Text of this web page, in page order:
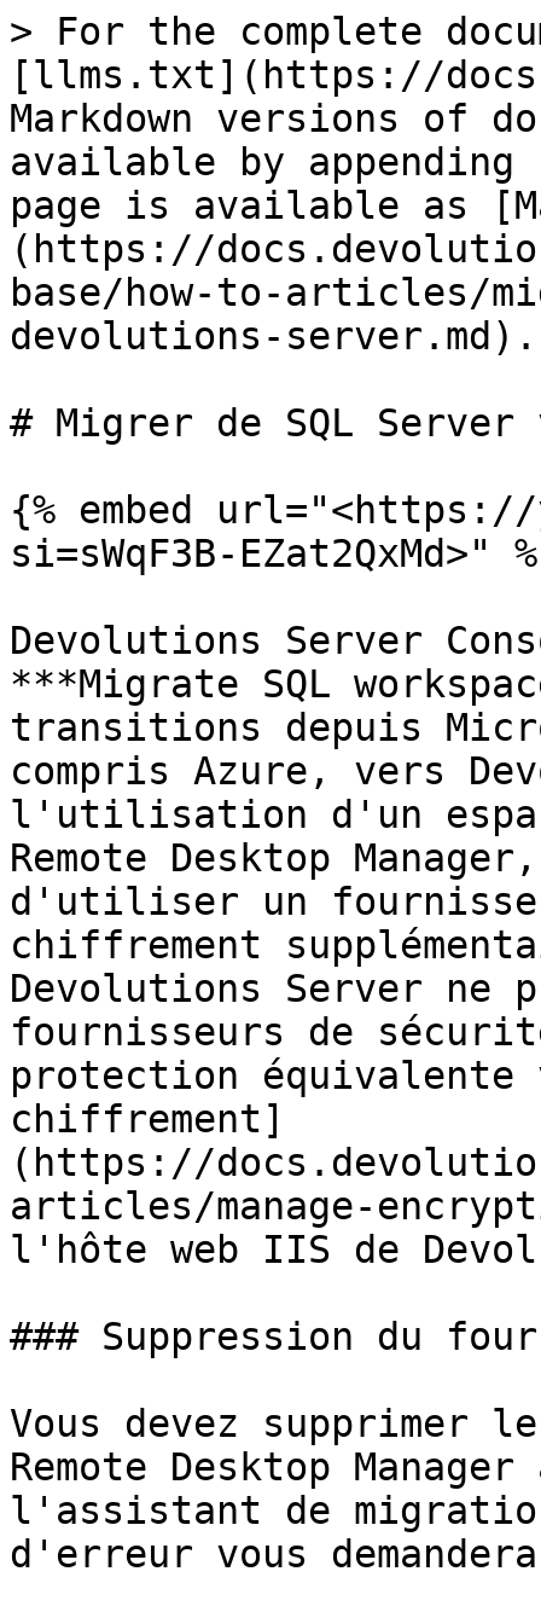
> For the complete
[llms.txt](https://
Markdown versions of
available by
page is available as
(https://
base/how-to-articles/
devolutions-server.md).
# Migrer de SQL
{% embed url="<https://
si=sWqF3B-EZat2QxMd>"
Devolutions Server
***Migrate SQL
transitions depuis
compris Azure, vers
l'utilisation d'un
Remote Desktop
d'utiliser un
chiffrement
Devolutions Server ne
fournisseurs de
protection
chiffrement]
(https://
articles/manage-
l'hôte web IIS de
### Suppression du
Vous devez supprimer
Remote Desktop
l'assistant de
d'erreur vous